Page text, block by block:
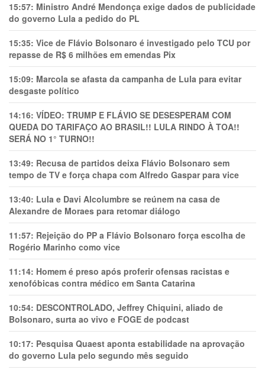
15:57: Ministro André Mendonça exige dados de publicidade
do governo Lula a pedido do PL
15:35: Vice de Flávio Bolsonaro é investigado pelo TCU por
repasse de R$ 6 milhões em emendas Pix
15:09: Marcola se afasta da campanha de Lula para evitar
desgaste político
14:16: VÍDEO: TRUMP E FLÁVIO SE DESESPERAM COM
QUEDA DO TARIFAÇO AO BRASIL!! LULA RINDO À TOA!!
SERÁ NO 1° TURNO!!
13:49: Recusa de partidos deixa Flávio Bolsonaro sem
tempo de TV e força chapa com Alfredo Gaspar para vice
13:40: Lula e Davi Alcolumbre se reúnem na casa de
Alexandre de Moraes para retomar diálogo
11:57: Rejeição do PP a Flávio Bolsonaro força escolha de
Rogério Marinho como vice
11:14: Homem é preso após proferir ofensas racistas e
xenofóbicas contra médico em Santa Catarina
10:54: DESCONTROLADO, Jeffrey Chiquini, aliado de
Bolsonaro, surta ao vivo e FOGE de podcast
10:17: Pesquisa Quaest aponta estabilidade na aprovação
do governo Lula pelo segundo mês seguido